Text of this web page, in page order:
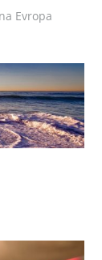
Evropa